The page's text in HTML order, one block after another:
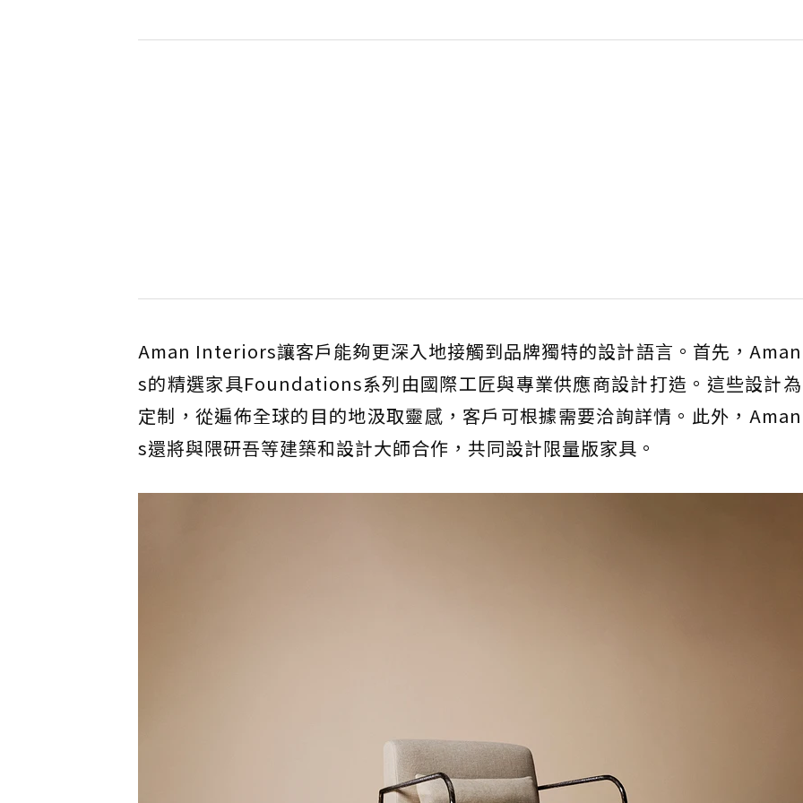
Aman Interiors讓客戶能夠更深入地接觸到品牌獨特的設計語言。首先，
s的精選家具Foundations系列由國際工匠與專業供應商設計打造。這些設計
定制，從遍佈全球的目的地汲取靈感，客戶可根據需要洽詢詳情。此外，
s還將與隈研吾等建築和設計大師合作，共同設計限量版家具。